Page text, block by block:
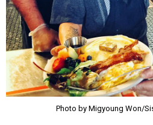
Photo by Migyoung Won/